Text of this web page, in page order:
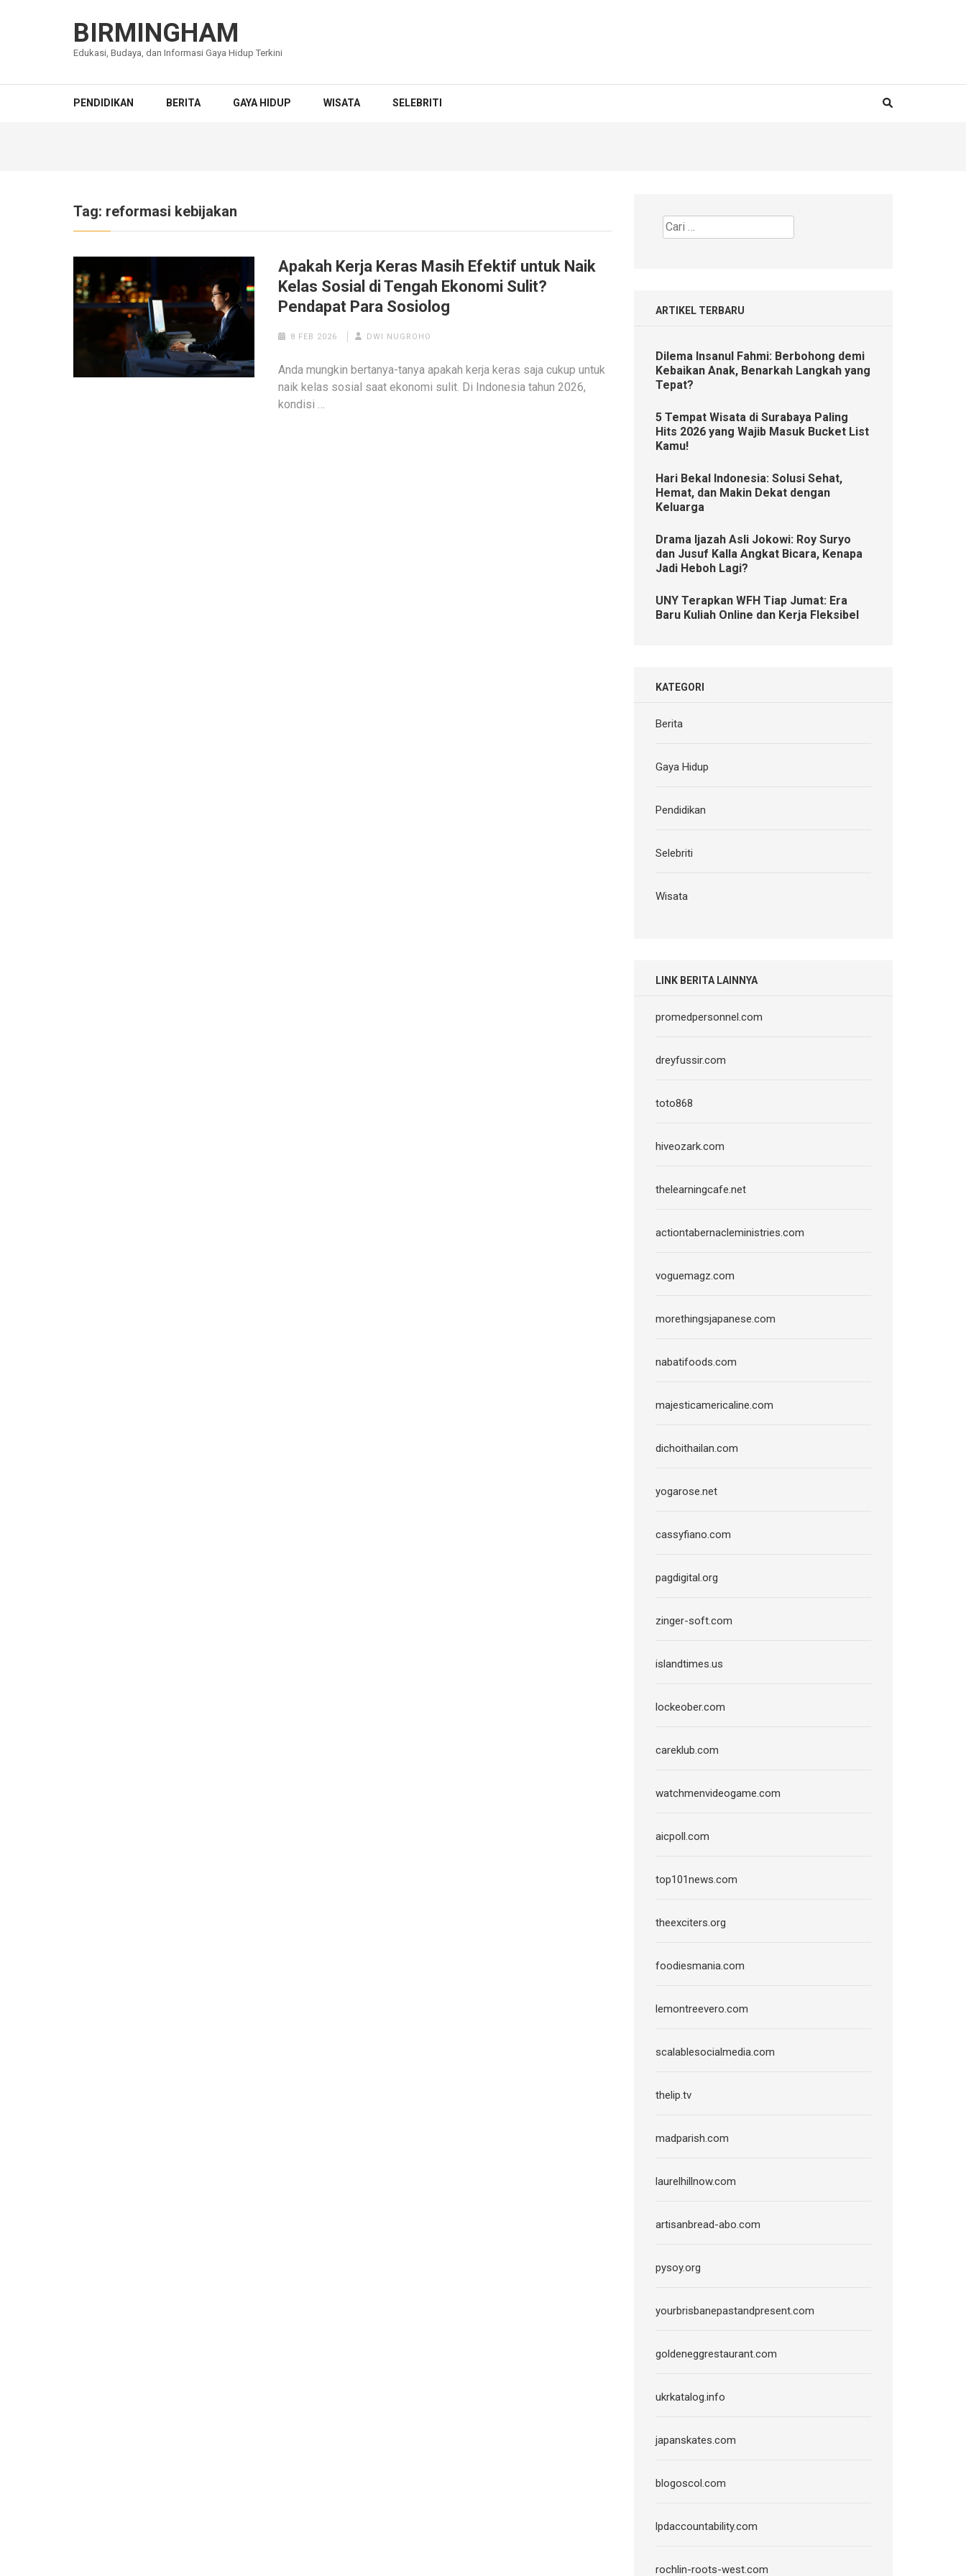
BIRMINGHAM
Edukasi, Budaya, dan Informasi Gaya Hidup Terkini
PENDIDIKAN BERITA GAYA HIDUP WISATA SELEBRITI
Tag: reformasi kebijakan
Apakah Kerja Keras Masih Efektif untuk Naik
Kelas Sosial di Tengah Ekonomi Sulit?
Pendapat Para Sosiolog
8 FEB 2026 DWI NUGROHO
Anda mungkin bertanya-tanya apakah kerja keras saja cukup untuk
naik kelas sosial saat ekonomi sulit. Di Indonesia tahun 2026,
kondisi …
Cari
untuk:
ARTIKEL TERBARU
Dilema Insanul Fahmi: Berbohong demi
Kebaikan Anak, Benarkah Langkah yang
Tepat?
5 Tempat Wisata di Surabaya Paling
Hits 2026 yang Wajib Masuk Bucket List
Kamu!
Hari Bekal Indonesia: Solusi Sehat,
Hemat, dan Makin Dekat dengan
Keluarga
Drama Ijazah Asli Jokowi: Roy Suryo
dan Jusuf Kalla Angkat Bicara, Kenapa
Jadi Heboh Lagi?
UNY Terapkan WFH Tiap Jumat: Era
Baru Kuliah Online dan Kerja Fleksibel
KATEGORI
Berita
Gaya Hidup
Pendidikan
Selebriti
Wisata
LINK BERITA LAINNYA
promedpersonnel.com
dreyfussir.com
toto868
hiveozark.com
thelearningcafe.net
actiontabernacleministries.com
voguemagz.com
morethingsjapanese.com
nabatifoods.com
majesticamericaline.com
dichoithailan.com
yogarose.net
cassyfiano.com
pagdigital.org
zinger-soft.com
islandtimes.us
lockeober.com
careklub.com
watchmenvideogame.com
aicpoll.com
top101news.com
theexciters.org
foodiesmania.com
lemontreevero.com
scalablesocialmedia.com
thelip.tv
madparish.com
laurelhillnow.com
artisanbread-abo.com
pysoy.org
yourbrisbanepastandpresent.com
goldeneggrestaurant.com
ukrkatalog.info
japanskates.com
blogoscol.com
lpdaccountability.com
rochlin-roots-west.com